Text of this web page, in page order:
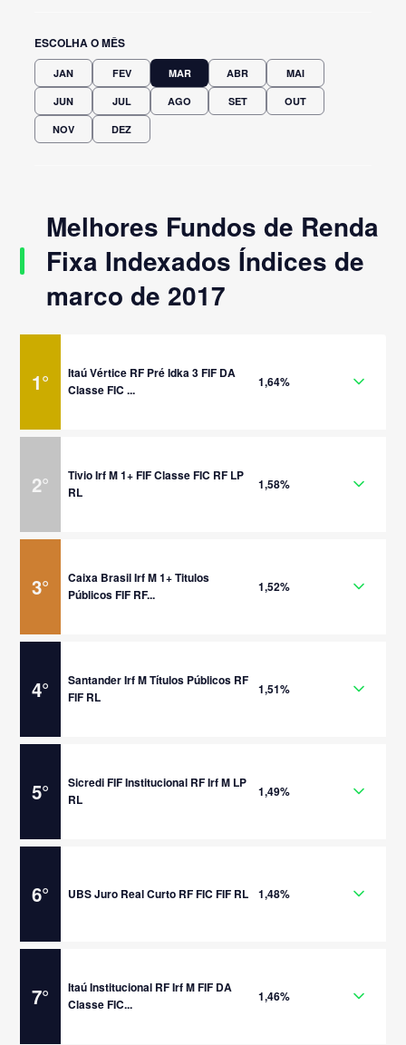
ESCOLHA O MÊS
JAN FEV MAR ABR MAI
JUN JUL AGO SET OUT
NOV DEZ
Melhores Fundos de Renda
Fixa Indexados Índices de
marco de 2017
1°
Itaú Vértice RF Pré Idka 3 FIF DA
Classe FIC ...
1,64%
2°
Tivio Irf M 1+ FIF Classe FIC RF LP
RL
1,58%
3°
Caixa Brasil Irf M 1+ Titulos
Públicos FIF RF...
1,52%
4°
Santander Irf M Títulos Públicos RF
FIF RL
1,51%
5°
Sicredi FIF Institucional RF Irf M LP
RL
1,49%
6° UBS Juro Real Curto RF FIC FIF RL 1,48%
7°
Itaú Institucional RF Irf M FIF DA
Classe FIC...
1,46%